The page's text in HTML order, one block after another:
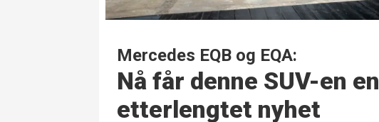
Mercedes EQB og EQA:
Nå får denne SUV-en en
etterlengtet nyhet